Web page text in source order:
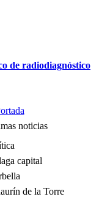
de radiodiagnóstico
noticias
capital
de la Torre